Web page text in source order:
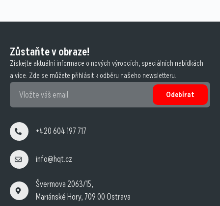
Zůstaňte v obraze!
Získejte aktuální informace o nových výrobcích, speciálních nabídkách
a více. Zde se můžete přihlásit k odběru našeho newsletteru.
Odebírat
+420 604 197 717
info@hqt.cz
Švermova 2063/15,
Mariánské Hory, 709 00 Ostrava